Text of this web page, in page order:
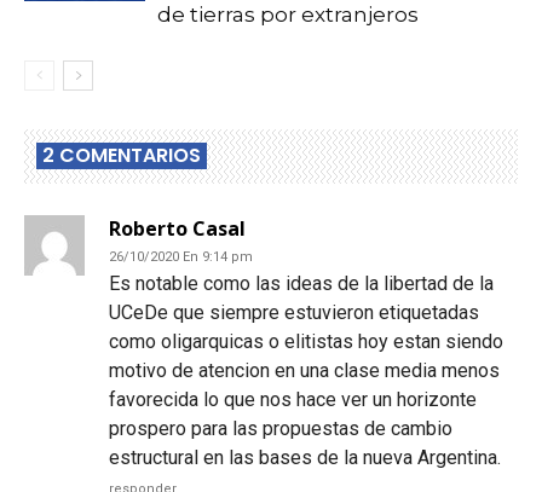
de tierras por extranjeros
2 COMENTARIOS
Roberto Casal
26/10/2020 En 9:14 pm
Es notable como las ideas de la libertad de la
UCeDe que siempre estuvieron etiquetadas
como oligarquicas o elitistas hoy estan siendo
motivo de atencion en una clase media menos
favorecida lo que nos hace ver un horizonte
prospero para las propuestas de cambio
estructural en las bases de la nueva Argentina.